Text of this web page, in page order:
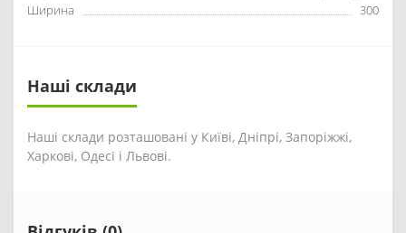
Ширина
300
Наші склади
Наші склади розташовані у Київі, Дніпрі, Запоріжжі,
Харкові, Одесі і Львові.